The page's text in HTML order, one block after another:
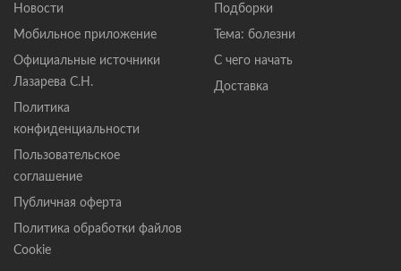
Новости
Мобильное приложение
Официальные источники
Лазарева С.Н.
Политика
конфиденциальности
Пользовательское
соглашение
Публичная оферта
Политика обработки файлов
Cookie
Подборки
Тема: болезни
С чего начать
Доставка